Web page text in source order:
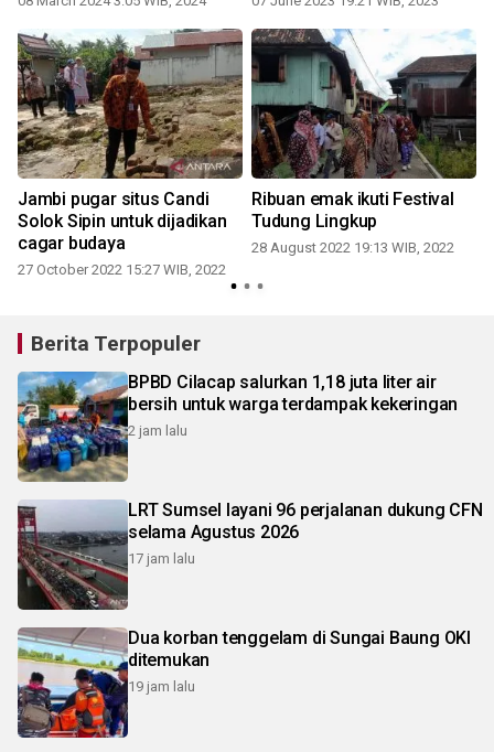
Jambi pugar situs Candi
Solok Sipin untuk dijadikan
cagar budaya
27 October 2022 15:27 WIB, 2022
Ribuan emak ikuti Festival
Tudung Lingkup
28 August 2022 19:13 WIB, 2022
Berita Terpopuler
BPBD Cilacap salurkan 1,18 juta liter air
bersih untuk warga terdampak kekeringan
2 jam lalu
LRT Sumsel layani 96 perjalanan dukung CFN
selama Agustus 2026
17 jam lalu
Dua korban tenggelam di Sungai Baung OKI
ditemukan
19 jam lalu